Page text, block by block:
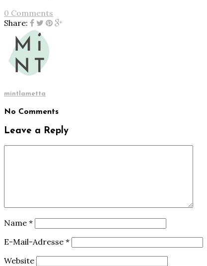
0 Comments
Share:
mintlametta
No Comments
Leave a Reply
Name *
E-Mail-Adresse *
Website